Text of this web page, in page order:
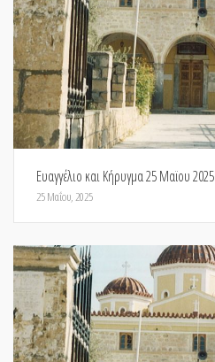
Ευαγγέλιο και Κήρυγμα 25 Μαϊου 2025
25 Μαΐου, 2025